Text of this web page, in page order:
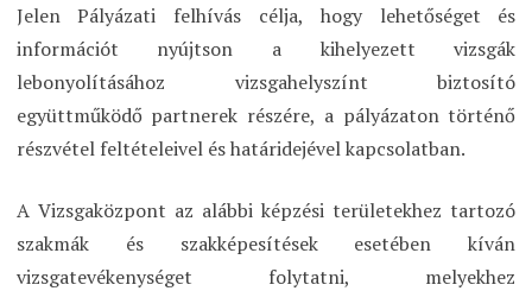
Jelen Pályázati felhívás célja, hogy lehetőséget és
információt nyújtson a kihelyezett vizsgák
lebonyolításához vizsgahelyszínt biztosító
együttműködő partnerek részére, a pályázaton történő
részvétel feltételeivel és határidejével kapcsolatban.
A Vizsgaközpont az alábbi képzési területekhez tartozó
szakmák és szakképesítések esetében kíván
vizsgatevékenységet folytatni, melyekhez